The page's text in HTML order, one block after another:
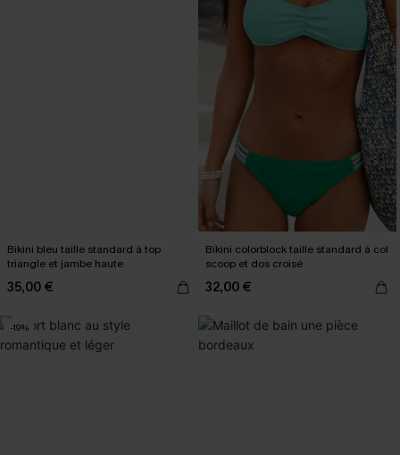
Bikini bleu taille standard à top
triangle et jambe haute
35,00 €
Bikini colorblock taille standard à col
scoop et dos croisé
32,00 €
-19%